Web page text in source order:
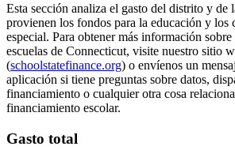
Esta sección analiza el gasto del distrito y de
provienen los fondos para la educación y los
especial. Para obtener más información
escuelas de Connecticut, visite nuestro sitio
(schoolstatefinance.org) o envíenos un
aplicación si tiene preguntas sobre datos,
financiamiento o cualquier otra cosa
financiamiento escolar.
Gasto total